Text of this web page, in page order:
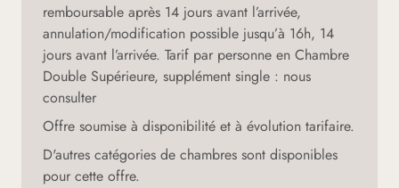
remboursable après 14 jours avant l’arrivée,
annulation/modification possible jusqu’à 16h, 14
jours avant l’arrivée. Tarif par personne en Chambre
Double Supérieure, supplément single : nous
consulter
Offre soumise à disponibilité et à évolution tarifaire.
D'autres catégories de chambres sont disponibles
pour cette offre.